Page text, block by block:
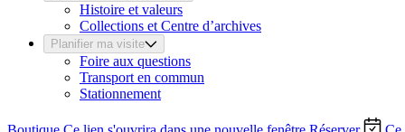
Histoire et valeurs
Collections et Centre d’archives
Planifier ma visite
Foire aux questions
Transport en commun
Stationnement